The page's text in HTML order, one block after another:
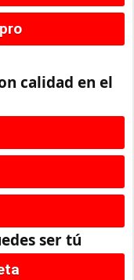
calidad en el
ser tú